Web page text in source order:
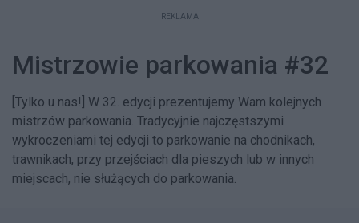
Bardzo ważna informacja dla podatników posiadających
REKLAMA
Mistrzowie parkowania #32
[Tylko u nas!] W 32. edycji prezentujemy Wam kolejnych
mistrzów parkowania. Tradycyjnie najczęstszymi
wykroczeniami tej edycji to parkowanie na chodnikach,
trawnikach, przy przejściach dla pieszych lub w innych
miejscach, nie służących do parkowania.